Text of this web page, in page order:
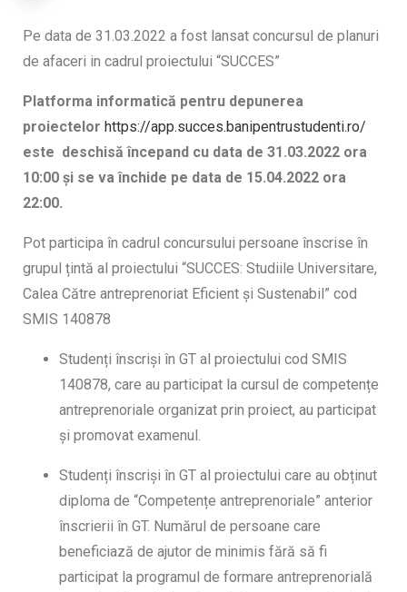
Pe data de 31.03.2022 a fost lansat concursul de planuri
de afaceri in cadrul proiectului “SUCCES”
Platforma informatică pentru depunerea
proiectelor https://app.succes.banipentrustudenti.ro/
este deschisă începand cu data de 31.03.2022 ora
10:00 și se vaînchide pe data de 15.04.2022 ora
22:00.
Pot participa în cadrul concursului persoane înscrise în
grupul țintă al proiectului “SUCCES: Studiile Universitare,
Calea Către antreprenoriat Eficient și Sustenabil” cod
SMIS 140878
Studenți înscriși în GT al proiectului cod SMIS
140878, care au participat la cursul de competențe
antreprenoriale organizat prin proiect, au participat
și promovat examenul.
Studenți înscriși în GT al proiectului care au obținut
diploma de “Competențe antreprenoriale” anterior
înscrierii în GT. Numărul de persoane care
beneficiază de ajutor de minimis fără să fi
participat la programul de formare antreprenorială